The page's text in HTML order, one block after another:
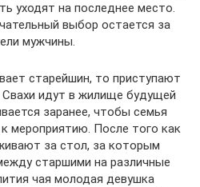
уходят на последнее место.
выбор остается за
мужчины.
старейшин, то приступают
Свахи идут в жилище будущей
заранее, чтобы семья
мероприятию. После того как
за стол, за которым
старшими на различные
чая молодая девушка